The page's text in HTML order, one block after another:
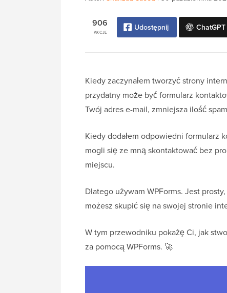
AKCJE
906 Udostępnij ChatGPT
Kiedy zaczynałem tworzyć strony
przydatny może być formularz
Twój adres e-mail, zmniejsza ilość
Kiedy dodałem odpowiedni formularz
mogli się ze mną skontaktować bez
miejscu.
Dlatego używam WPForms. Jest
możesz skupić się na swojej stronie
W tym przewodniku pokażę Ci, jak
za pomocą WPForms. 🚀